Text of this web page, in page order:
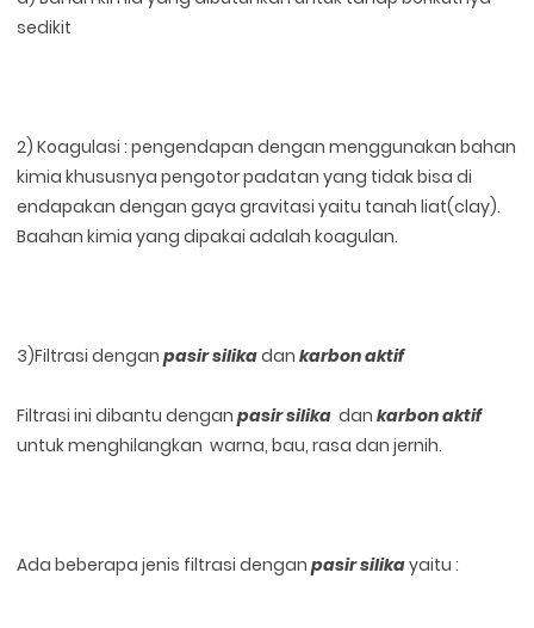
sedikit
2) Koagulasi : pengendapan dengan menggunakan bahan
kimia khususnya pengotor padatan yang tidak bisa di
endapakan dengan gaya gravitasi yaitu tanah liat(clay).
Baahan kimia yang dipakai adalah koagulan.
3)Filtrasi denganpasir silikadankarbon aktif
Filtrasi ini dibantu denganpasir silika dankarbon aktif
untuk menghilangkan warna, bau, rasa dan jernih.
Ada beberapa jenis filtrasi dengan pasir silikayaitu :